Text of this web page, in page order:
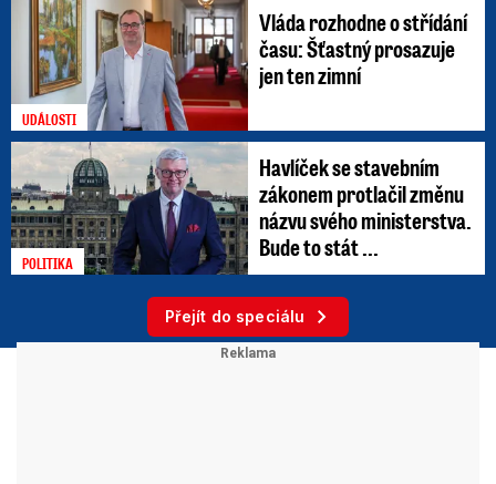
UDÁLOSTI
Vláda rozhodne o střídání
času: Šťastný prosazuje
jen ten zimní
POLITIKA
Havlíček se stavebním
zákonem protlačil změnu
názvu svého ministerstva.
Bude to stát ...
Přejít do speciálu